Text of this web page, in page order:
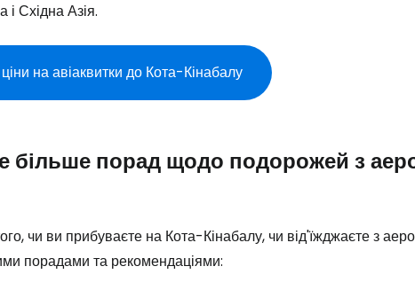
Східна Азія.
на авіаквитки до Кота-Кінабалу
більше порад щодо подорожей з
чи ви прибуваєте на Кота-Кінабалу, чи від'їжджаєте з
порадами та рекомендаціями:
Продовжити з email